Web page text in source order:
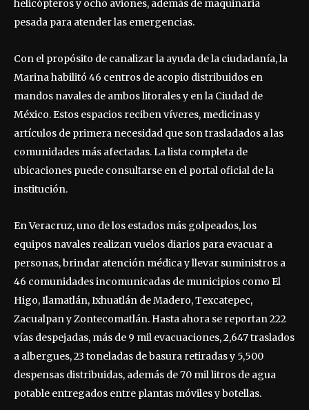
helicópteros y ocho aviones, además de maquinaria
pesada para atender las emergencias.
Con el propósito de canalizar la ayuda de la ciudadanía, la
Marina habilitó 46 centros de acopio distribuidos en
mandos navales de ambos litorales y en la Ciudad de
México. Estos espacios reciben víveres, medicinas y
artículos de primera necesidad que son trasladados a las
comunidades más afectadas. La lista completa de
ubicaciones puede consultarse en el portal oficial de la
institución.
En Veracruz, uno de los estados más golpeados, los
equipos navales realizan vuelos diarios para evacuar a
personas, brindar atención médica y llevar suministros a
46 comunidades incomunicadas de municipios como El
Higo, Ilamatlán, Ixhuatlán de Madero, Texcatepec,
Zacualpan y Zontecomatlán. Hasta ahora se reportan 222
vías despejadas, más de 9 mil evacuaciones, 2,647 traslados
a albergues, 23 toneladas de basura retiradas y 5,500
despensas distribuidas, además de 70 mil litros de agua
potable entregados entre plantas móviles y botellas.